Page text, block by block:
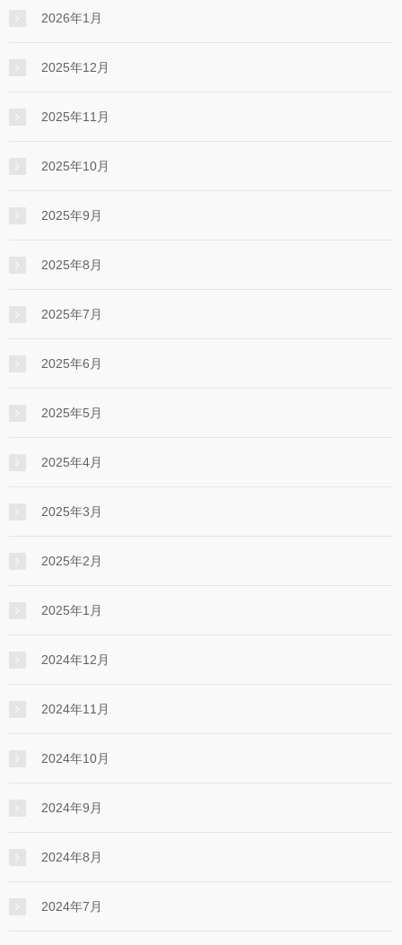
2026年1月
2025年12月
2025年11月
2025年10月
2025年9月
2025年8月
2025年7月
2025年6月
2025年5月
2025年4月
2025年3月
2025年2月
2025年1月
2024年12月
2024年11月
2024年10月
2024年9月
2024年8月
2024年7月